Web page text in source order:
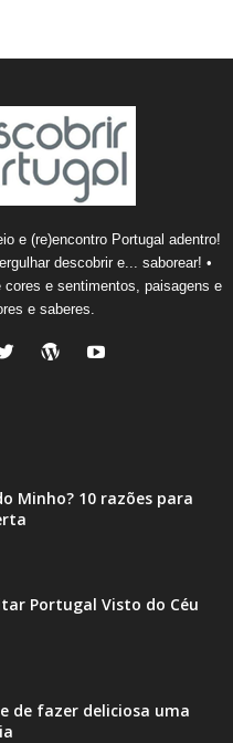
e (re)encontro Portugal adentro!
descobrir e... saborear! •
e sentimentos, paisagens e
e saberes.
Minho? 10 razões para
Portugal Visto do Céu
de fazer deliciosa uma